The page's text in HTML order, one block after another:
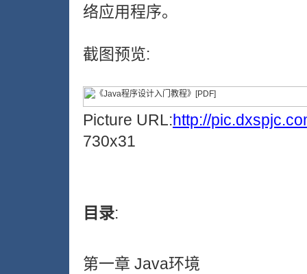
络应用程序。
截图预览:
Picture URL:http://
730x31
目录:
第一章 Java环境